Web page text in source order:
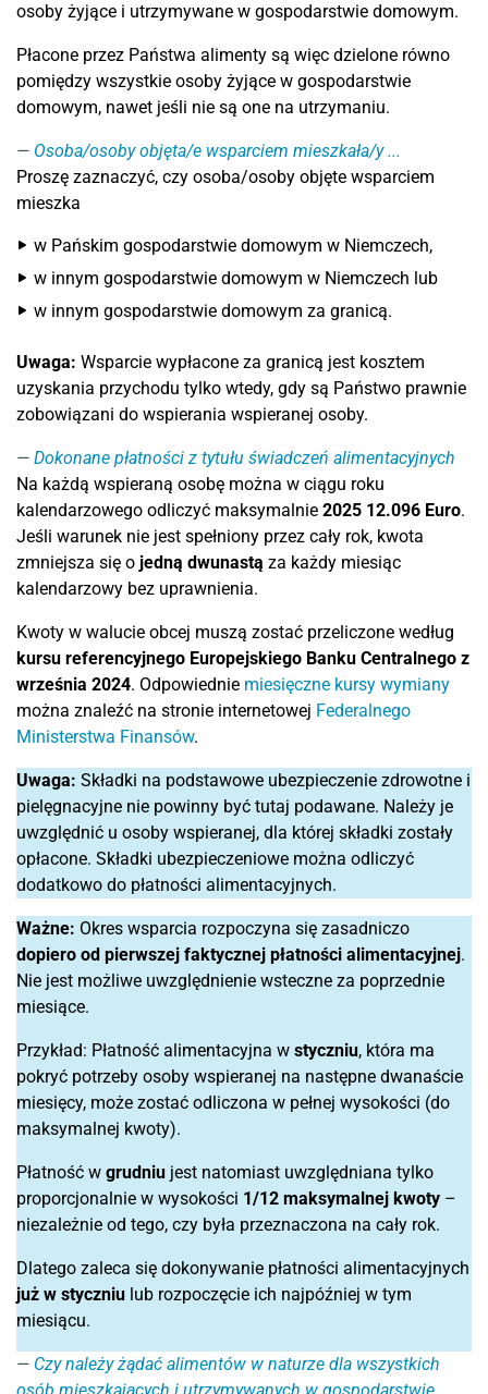
osoby żyjące i utrzymywane w gospodarstwie domowym.
Płacone przez Państwa alimenty są więc dzielone równo
pomiędzy wszystkie osoby żyjące w gospodarstwie
domowym, nawet jeśli nie są one na utrzymaniu.
Osoba/osoby objęta/e wsparciem mieszkała/y ...
Proszę zaznaczyć, czy osoba/osoby objęte wsparciem
mieszka
w Pańskim gospodarstwie domowym w Niemczech,
w innym gospodarstwie domowym w Niemczech lub
w innym gospodarstwie domowym za granicą.
Uwaga: Wsparcie wypłacone za granicą jest kosztem
uzyskania przychodu tylko wtedy, gdy są Państwo prawnie
zobowiązani do wspierania wspieranej osoby.
Dokonane płatności z tytułu świadczeń alimentacyjnych
Na każdą wspieraną osobę można w ciągu roku
kalendarzowego odliczyć maksymalnie 2025 12.096 Euro.
Jeśli warunek nie jest spełniony przez cały rok, kwota
zmniejsza się o jedną dwunastą za każdy miesiąc
kalendarzowy bez uprawnienia.
Kwoty w walucie obcej muszą zostać przeliczone według
kursu referencyjnego Europejskiego Banku Centralnego z
września 2024. Odpowiednie miesięczne kursy wymiany
można znaleźć na stronie internetowej Federalnego
Ministerstwa Finansów.
Uwaga: Składki na podstawowe ubezpieczenie zdrowotne i
pielęgnacyjne nie powinny być tutaj podawane. Należy je
uwzględnić u osoby wspieranej, dla której składki zostały
opłacone. Składki ubezpieczeniowe można odliczyć
dodatkowo do płatności alimentacyjnych.
Ważne: Okres wsparcia rozpoczyna się zasadniczo
dopiero od pierwszej faktycznej płatności alimentacyjnej.
Nie jest możliwe uwzględnienie wsteczne za poprzednie
miesiące.
Przykład: Płatność alimentacyjna w styczniu, która ma
pokryć potrzeby osoby wspieranej na następne dwanaście
miesięcy, może zostać odliczona w pełnej wysokości (do
maksymalnej kwoty).
Płatność w grudniu jest natomiast uwzględniana tylko
proporcjonalnie w wysokości 1/12 maksymalnej kwoty –
niezależnie od tego, czy była przeznaczona na cały rok.
Dlatego zaleca się dokonywanie płatności alimentacyjnych
już w styczniu lub rozpoczęcie ich najpóźniej w tym
miesiącu.
Czy należy żądać alimentów w naturze dla wszystkich